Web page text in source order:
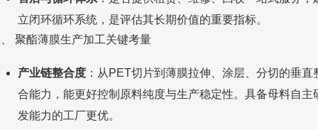
立闭环循环系统，是评估其长期价值的重要指标。
聚酯薄膜生产加工关键考量
产业链整合度 ：从PET切片到薄膜拉伸、涂层、分切的垂直
合能力，能更好控制原料纯度与生产稳定性。具备母料自主
发能力的工厂更优。